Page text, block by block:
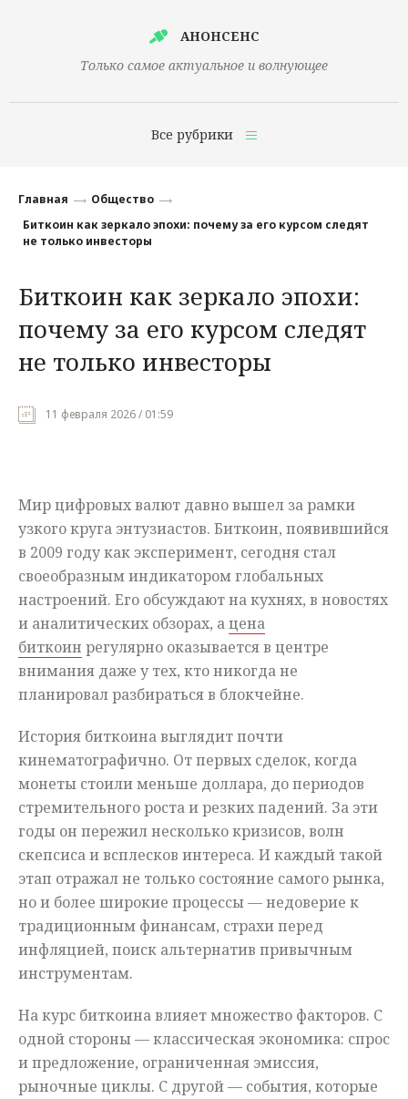
АНОНСЕНС
Только самое актуальное и волнующее
Все рубрики
Финансы
Наука
Культура
Общество
Главная
Общество
Биткоин как зеркало эпохи: почему за его курсом следят
не только инвесторы
Биткоин как зеркало эпохи:
почему за его курсом следят
не только инвесторы
11 февраля 2026 / 01:59
Мир цифровых валют давно вышел за рамки
узкого круга энтузиастов. Биткоин, появившийся
в 2009 году как эксперимент, сегодня стал
своеобразным индикатором глобальных
настроений. Его обсуждают на кухнях, в новостях
и аналитических обзорах, ацена
биткоин регулярно оказывается в центре
внимания даже у тех, кто никогда не
планировал разбираться в блокчейне.
История биткоина выглядит почти
кинематографично. От первых сделок, когда
монеты стоили меньше доллара, до периодов
стремительного роста и резких падений. За эти
годы он пережил несколько кризисов, волн
скепсиса и всплесков интереса. И каждый такой
этап отражал не только состояние самого рынка,
но и более широкие процессы — недоверие к
традиционным финансам, страхи перед
инфляцией, поиск альтернатив привычным
инструментам.
На курс биткоина влияет множество факторов. С
одной стороны — классическая экономика: спрос
и предложение, ограниченная эмиссия,
рыночные циклы. С другой — события, которые